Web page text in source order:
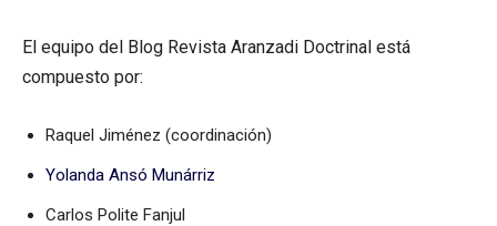
El equipo del Blog Revista Aranzadi Doctrinal está
compuesto por:
Raquel Jiménez (coordinación)
Yolanda Ansó Munárriz
Carlos Polite Fanjul